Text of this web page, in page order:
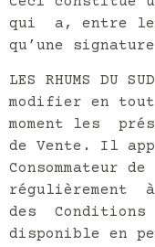
qui a, entre
qu’une
LES RHUMS DU
modifier en
moment les
de Vente. Il
Consommateur
des
disponible en